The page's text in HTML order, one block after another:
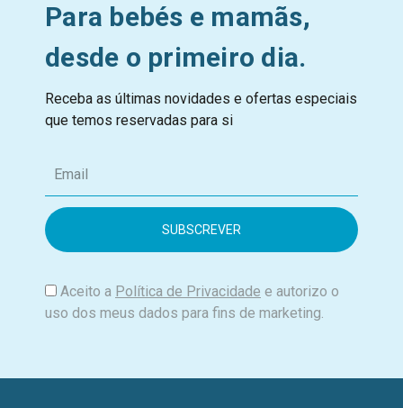
Para bebés e mamãs,
desde o primeiro dia.
Receba as últimas novidades e ofertas especiais
que temos reservadas para si
m
i
Aceito a Política de Privacidade e autorizo o
uso dos meus dados para fins de marketing.